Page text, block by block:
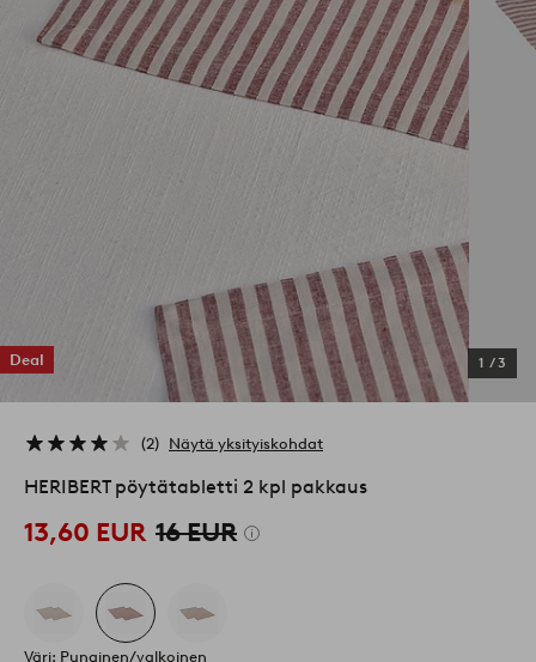
Deal 1 /3
2 Näytä yksityiskohdat
HERIBERT pöytätabletti 2 kpl pakkaus
13,60 EUR 16 EUR
Väri: Punainen/valkoinen